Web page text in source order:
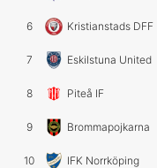
6 Kristianstads DFF
7 Eskilstuna United
8 Piteå IF
9 Brommapojkarna
10 IFK Norrköping